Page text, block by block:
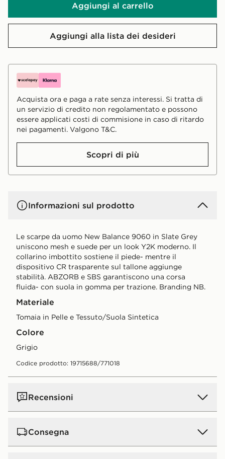
Aggiungi al carrello
Aggiungi alla lista dei desideri
Acquista ora e paga a rate senza interessi. Si tratta di
un servizio di credito non regolamentato e possono
essere applicati costi di commisione in caso di ritardo
nei pagamenti. Valgono T&C.
Scopri di più
Informazioni sul prodotto
Le scarpe da uomo New Balance 9060 in Slate Grey
uniscono mesh e suede per un look Y2K moderno. Il
collarino imbottito sostiene il piede- mentre il
dispositivo CR trasparente sul tallone aggiunge
stabilità. ABZORB e SBS garantiscono una corsa
fluida- con suola in gomma per trazione. Branding NB.
Materiale
Tomaia in Pelle e Tessuto/Suola Sintetica
Colore
grigio
Codice prodotto: 19715688/771018
Recensioni
Consegna